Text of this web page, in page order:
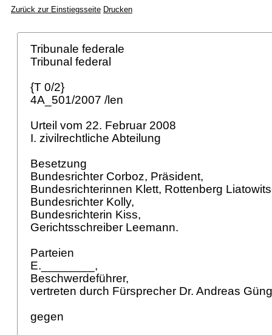
Zurück zur Einstiegsseite Drucken
Tribunale federale
Tribunal federal
{T 0/2}
4A_501/2007 /len
Urteil vom 22. Februar 2008
I. zivilrechtliche Abteilung
Besetzung
Bundesrichter Corboz, Präsident,
Bundesrichterinnen Klett, Rottenberg
Bundesrichter Kolly,
Bundesrichterin Kiss,
Gerichtsschreiber Leemann.
Parteien
E.________,
Beschwerdeführer,
vertreten durch Fürsprecher Dr. Andreas
gegen